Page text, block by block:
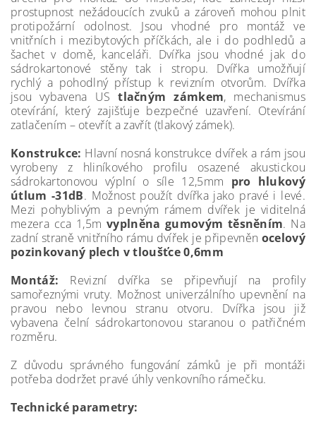
prostupnost nežádoucích zvuků a zároveň mohou plnit
protipožární odolnost. Jsou vhodné pro montáž ve
vnitřních i mezibytových příčkách, ale i do podhledů a
šachet v domě, kanceláři. Dvířka jsou vhodné jak do
sádrokartonové stěny tak i stropu. Dvířka umožňují
rychlý a pohodlný přístup k revizním otvorům. Dvířka
jsou vybavena UStlačným zámkem, mechanismus
otevírání, který zajišťuje bezpečné uzavření. Otevírání
zatlačením – otevřít a zavřít (tlakový zámek).
Konstrukce: Hlavní nosná konstrukce dvířek a rám jsou
vyrobeny z hliníkového profilu osazené akustickou
sádrokartonovou výplní o síle 12,5mm pro hlukový
útlum -31dB. Možnost použít dvířka jako pravé i levé.
Mezi pohyblivým a pevným rámem dvířek je viditelná
mezera cca 1,5m vyplněna gumovým těsněním. Na
zadní straně vnitřního rámu dvířek je připevněn ocelový
pozinkovaný plech v tloušťce 0,6mm
Montáž: Revizní dvířka se připevňují na profily
samořeznými vruty. Možnost univerzálního upevnění na
pravou nebo levnou stranu otvoru. Dvířka jsou již
vybavena čelní sádrokartonovou staranou o patřičném
rozměru.
Z důvodu správného fungování zámků je při montáži
potřeba dodržet pravé úhly venkovního rámečku.
Technické parametry: